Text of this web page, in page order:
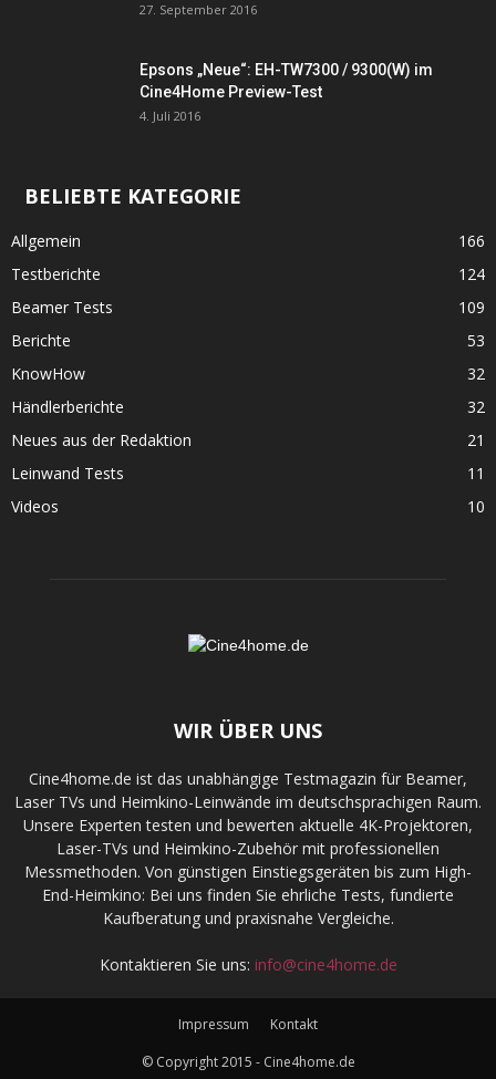
27. September 2016
Epsons „Neue“: EH-TW7300 / 9300(W) im
Cine4Home Preview-Test
4. Juli 2016
BELIEBTE KATEGORIE
Allgemein
166
Testberichte
124
Beamer Tests
109
Berichte
53
KnowHow
32
Händlerberichte
32
Neues aus der Redaktion
21
Leinwand Tests
11
Videos
10
WIR ÜBER UNS
Cine4home.de ist das unabhängige Testmagazin für Beamer,
Laser TVs und Heimkino-Leinwände im deutschsprachigen Raum.
Unsere Experten testen und bewerten aktuelle 4K-Projektoren,
Laser-TVs und Heimkino-Zubehör mit professionellen
Messmethoden. Von günstigen Einstiegsgeräten bis zum High-
End-Heimkino: Bei uns finden Sie ehrliche Tests, fundierte
Kaufberatung und praxisnahe Vergleiche.
Kontaktieren Sie uns: info@cine4home.de
Impressum
Kontakt
© Copyright 2015 - Cine4home.de